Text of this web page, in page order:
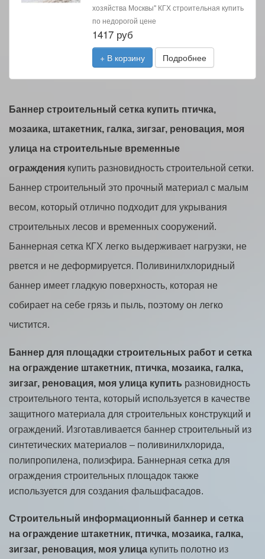
хозяйства Москвы" КГХ строительная купить
по недорогой цене
1417 руб
+ В корзину Подробнее
Баннер строительный сетка купить птичка,
мозаика, штакетник, галка, зигзаг, реновация, моя
улица на строительные временные
ограждения купить разновидность строительной сетки.
Баннер строительный это прочный материал с малым
весом, который отлично подходит для укрывания
строительных лесов и временных сооружений.
Баннерная сетка КГХ легко выдерживает нагрузки, не
рвется и не деформируется. Поливинилхлоридный
баннер имеет гладкую поверхность, которая не
собирает на себе грязь и пыль, поэтому он легко
чистится.
Баннер для площадки строительных работ и сетка
на ограждение штакетник, птичка, мозаика, галка,
зигзаг, реновация, моя улица купить разновидность
строительного тента, который используется в качестве
защитного материала для строительных конструкций и
ограждений. Изготавливается баннер строительный из
синтетических материалов – поливинилхлорида,
полипропилена, полиэфира. Баннерная сетка для
ограждения строительных площадок также
используется для создания фальшфасадов.
Строительный информационный баннер и сетка
на ограждение штакетник, птичка, мозаика, галка,
зигзаг, реновация, моя улица купить полотно из